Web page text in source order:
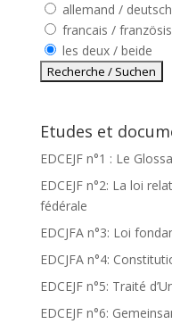
allemand / deutsch
francais /
les deux / beide
Etudes et
EDCEJF n°1 : Le
EDCEJF n°2: La loi
fédérale
EDCJFA n°3: Loi
EDCJFA n°4:
EDCEJF n°5: Traité
EDCEJF n°6: